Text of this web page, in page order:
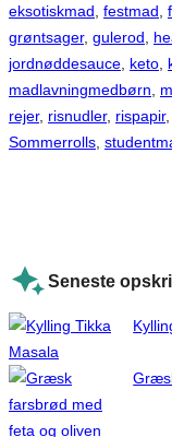
eksotiskmad festmad
grøntsager, gulerod
jordnøddesauce keto
madlavningmedbørn
rejer, risnudler, rispapir,
Sommerrolls
Seneste